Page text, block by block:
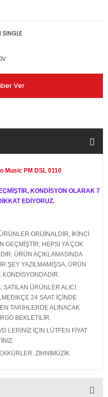
SINGLE
Ver
Music PM DSL 0110
KONDİSYON OLARAK 7
EDİYORUZ.
ORİJİNALDİR, İKİNCİ
GEÇMİŞTİR, HEPSİ YA ÇOK
ÜRÜN AÇIKLAMASINDA
ŞEY YAZILMAMIŞSA, ÜRÜN
KONDİSYONDADIR.
SATILAN ÜRÜNLER ALICI
24 SAAT İÇİNDE
TARİHLERDE ALINACAK
BEKLETİLİR.
LERİNİZ İÇİN LÜTFEN FİYAT
ZİHNİMÜZİK